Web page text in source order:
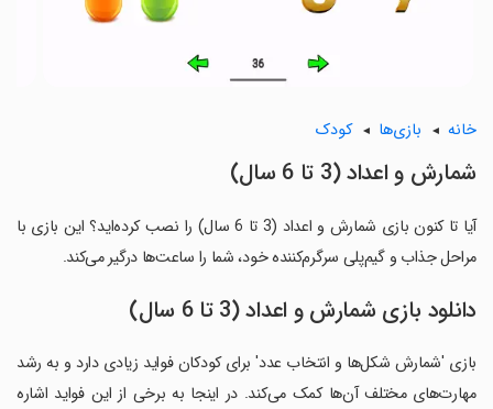
خانه بازی‌ها کودک
شمارش و اعداد (3 تا 6 سال)
آیا تا کنون بازی شمارش و اعداد (3 تا 6 سال) را نصب کرده‌اید؟ این بازی با
مراحل جذاب و گیم‌پلی سرگرم‌کننده خود، شما را ساعت‌ها درگیر می‌کند.
دانلود بازی شمارش و اعداد (3 تا 6 سال)
بازی 'شمارش شکل‌ها و انتخاب عدد' برای کودکان فواید زیادی دارد و به رشد
مهارت‌های مختلف آن‌ها کمک می‌کند. در اینجا به برخی از این فواید اشاره